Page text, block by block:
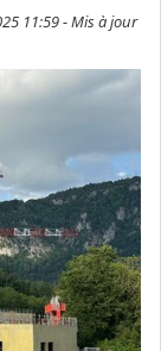
11:59 - Mis à jour